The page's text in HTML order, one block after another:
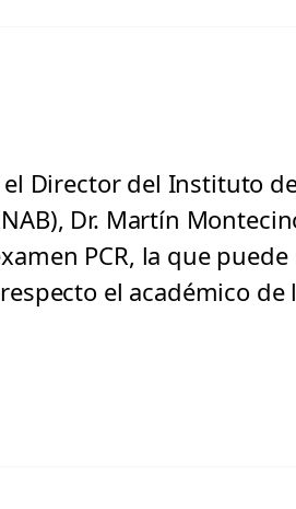
Director del Instituto
Dr. Martín
PCR, la que
el académico de